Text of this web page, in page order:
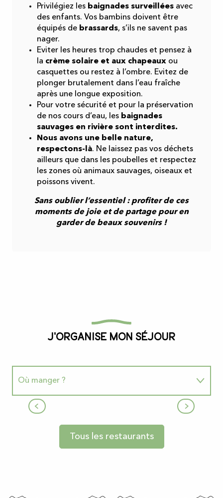
Privilégiez les baignades surveillées avec
des enfants. Vos bambins doivent être
équipés de brassards, s’ils ne savent pas
nager.
Eviter les heures trop chaudes et pensez à
la crème solaire et aux chapeaux ou
casquettes ou restez à l’ombre. Evitez de
plonger brutalement dans l’eau fraîche
après une longue exposition.
Pour votre sécurité et pour la préservation
de nos cours d’eau, les baignades
sauvages en rivière sont interdites.
Nous avons une belle nature,
respectons-là. Ne laissez pas vos déchets
ailleurs que dans les poubelles et respectez
les zones où animaux sauvages, oiseaux et
poissons vivent.
Sans oublier l’essentiel : profiter de ces
moments de joie et de partage pour en
garder de beaux souvenirs !
J'organise mon séjour
Où manger ?
Où dormir
Plaisirs de la natureTous les restaurants